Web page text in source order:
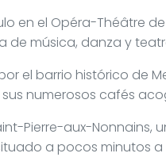
en el Opéra-Théâtre
de música, danza y
el barrio histórico de
numerosos cafés
Pierre-aux-Nonnains,
a pocos minutos a